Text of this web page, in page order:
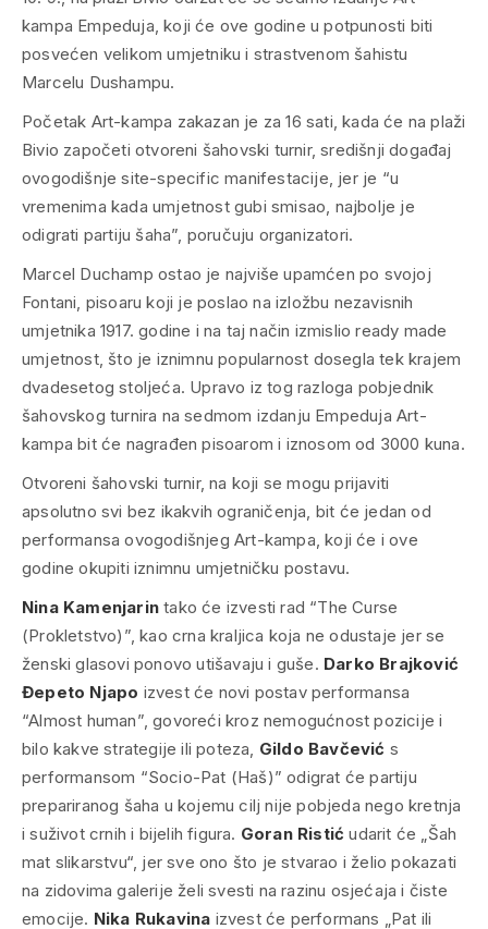
kampa Empeduja, koji će ove godine u potpunosti biti
posvećen velikom umjetniku i strastvenom šahistu
Marcelu Dushampu.
Početak Art-kampa zakazan je za 16 sati, kada će na plaži
Bivio započeti otvoreni šahovski turnir, središnji događaj
ovogodišnje site-specific manifestacije, jer je “u
vremenima kada umjetnost gubi smisao, najbolje je
odigrati partiju šaha”, poručuju organizatori.
Marcel Duchamp ostao je najviše upamćen po svojoj
Fontani, pisoaru koji je poslao na izložbu nezavisnih
umjetnika 1917. godine i na taj način izmislio ready made
umjetnost, što je iznimnu popularnost dosegla tek krajem
dvadesetog stoljeća. Upravo iz tog razloga pobjednik
šahovskog turnira na sedmom izdanju Empeduja Art-
kampa bit će nagrađen pisoarom i iznosom od 3000 kuna.
Otvoreni šahovski turnir, na koji se mogu prijaviti
apsolutno svi bez ikakvih ograničenja, bit će jedan od
performansa ovogodišnjeg Art-kampa, koji će i ove
godine okupiti iznimnu umjetničku postavu.
Nina Kamenjarin tako će izvesti rad “The Curse
(Prokletstvo)”, kao crna kraljica koja ne odustaje jer se
ženski glasovi ponovo utišavaju i guše. Darko Brajković
Đepeto Njapo izvest će novi postav performansa
“Almost human”, govoreći kroz nemogućnost pozicije i
bilo kakve strategije ili poteza, Gildo Bavčević s
performansom “Socio-Pat (Haš)” odigrat će partiju
prepariranog šaha u kojemu cilj nije pobjeda nego kretnja
i suživot crnih i bijelih figura. Goran Ristić udarit će „Šah
mat slikarstvu“, jer sve ono što je stvarao i želio pokazati
na zidovima galerije želi svesti na razinu osjećaja i čiste
emocije. Nika Rukavina izvest će performans „Pat ili